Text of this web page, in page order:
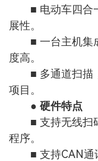
■ 电动车四合一
展性。
■ 一台主机集成
度高。
■ 多通道扫描，
项目。
● 硬件特点
■ 支持无线扫码
程序。
■ 支持CAN通